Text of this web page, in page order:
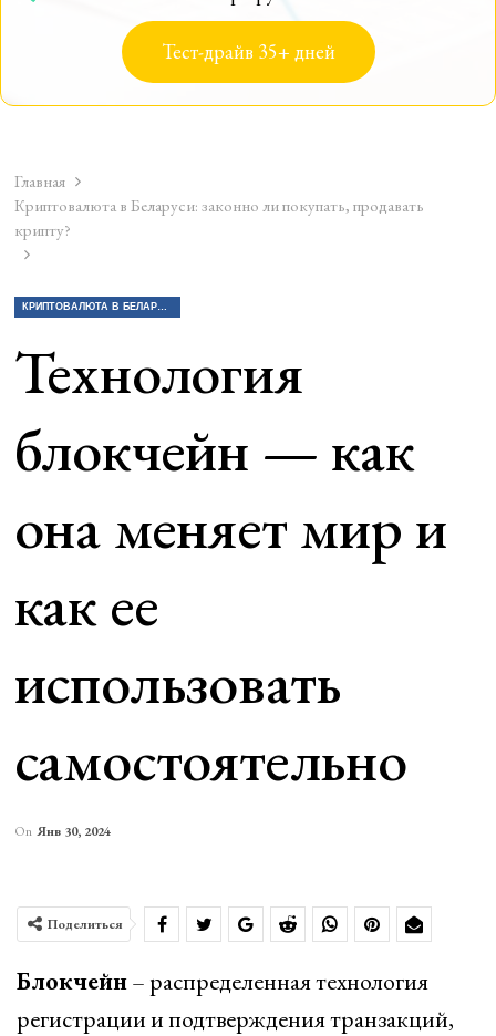
Тест-драйв 35+ дней
Главная
Криптовалюта в Беларуси: законно ли покупать, продавать
крипту?
КРИПТОВАЛЮТА В БЕЛАРУСИ: ЗАКОННО ЛИ ПОКУПАТЬ, ПРОДАВАТЬ КРИПТУ?
Технология
блокчейн — как
она меняет мир и
как ее
использовать
самостоятельно
On Янв 30, 2024
Поделиться
Блокчейн– распределенная технология
регистрации и подтверждения транзакций,